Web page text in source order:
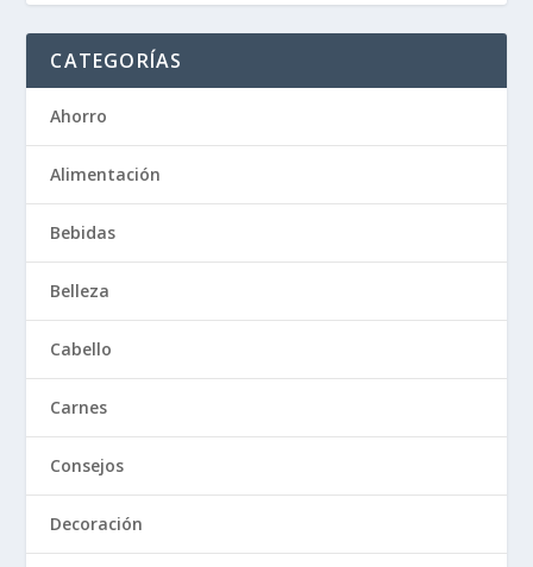
CATEGORÍAS
Ahorro
Alimentación
Bebidas
Belleza
Cabello
Carnes
Consejos
Decoración